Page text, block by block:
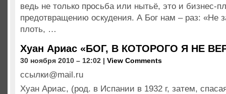
ведь не только просьба или нытьё, это и бизнес-
предотвращению оскудения. А Бог нам – раз: «Не
плоть, …
Хуан Ариас «БОГ, В КОТОРОГО Я НЕ
30 ноября 2010 – 12:02 | View Comments
ссылки@mail.ru
Хуан Ариас, (род. в Испании в 1932 г, затем,